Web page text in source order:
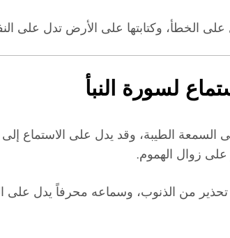
الخطأ، وكتابتها على الأرض تدل على
لسورة النبأ
السمعة الطيبة، وقد يدل على الاستماع
على زوال الهموم.
من الذنوب، وسماعه محرفاً يدل على